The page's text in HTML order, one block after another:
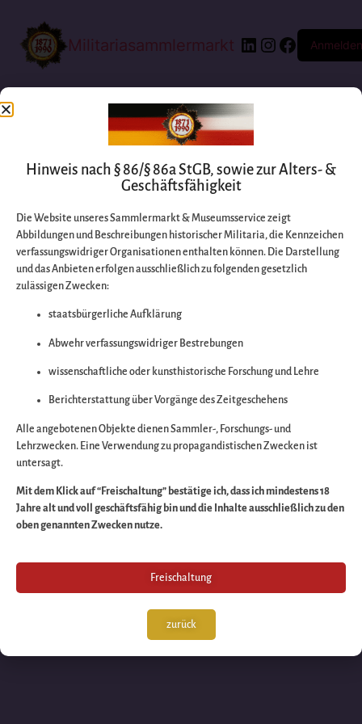
Militariasammlermarkt Anmelden
Entschuldigen Sie
bitte die
Wir arbeiten an
großartigen Sache
schauen Sie bald
wieder vorbei!
Hinweis nach § 86/§ 86a StGB, sowie zur Alters- &
Geschäftsfähigkeit
Die Website unseres Sammlermarkt & Museumsservice zeigt
Abbildungen und Beschreibungen historischer Militaria, die Kennzeichen
verfassungswidriger Organisationen enthalten können. Die Darstellung
und das Anbieten erfolgen ausschließlich zu folgenden gesetzlich
zulässigen Zwecken:
staatsbürgerliche Aufklärung
Abwehr verfassungswidriger Bestrebungen
wissenschaftliche oder kunsthistorische Forschung und Lehre
Berichterstattung über Vorgänge des Zeitgeschehens
Alle angebotenen Objekte dienen Sammler-, Forschungs- und
Lehrzwecken. Eine Verwendung zu propagandistischen Zwecken ist
untersagt.
Mit dem Klick auf “Freischaltung” bestätige ich, dass ich mindestens 18
Jahre alt und voll geschäftsfähig bin und die Inhalte ausschließlich zu den
oben genannten Zwecken nutze.
Freischaltung
zurück